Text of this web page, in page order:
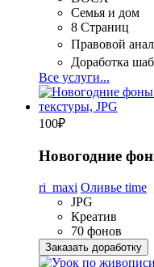
Семья и дом
8 Страниц
Правовой
Доработка
Все услуги...
100₽
Новогодние
ri_maxi Оливье time
JPG
Креатив
70 фонов
Заказать доработку